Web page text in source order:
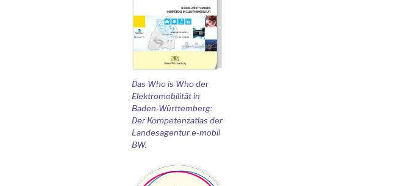
Das Who is Who der
Elektromobilität in
Baden-Württemberg:
Der Kompetenzatlas der
Landesagentur e-mobil
BW.